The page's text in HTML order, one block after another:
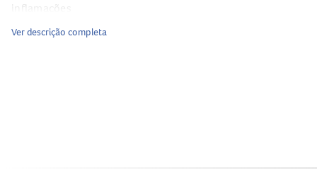
inflamações
-Máscarafacialvegana, cruelty free, livre de glúten e
Ver descrição completa